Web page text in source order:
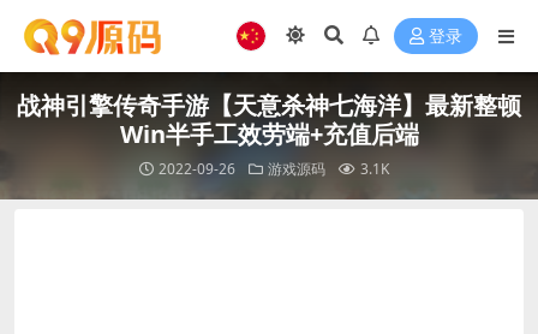
登录
战神引擎传奇手游【天意杀神七海洋】最新整顿
Win半手工效劳端+充值后端
2022-09-26 游戏源码 3.1K